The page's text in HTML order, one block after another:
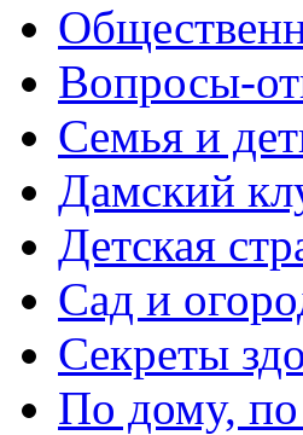
Вопросы-
Семья и
Дамский
Детская
Сад и
Секреты
По дому, по